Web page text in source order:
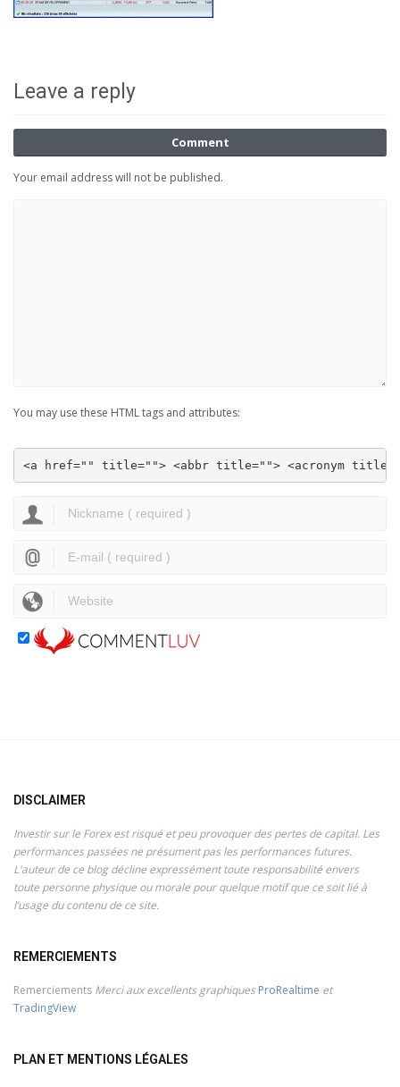
Leave a reply
Comment
Your email address will not be published.
You may use these HTML tags and attributes:
<a href="" title=""> <abbr title=""> <acronym
DISCLAIMER
Investir sur le Forex est risqué et peu provoquer des pertes de capital. Les
performances passées ne présument pas les performances futures.
L'auteur de ce blog décline expressément toute responsabilité envers
toute personne physique ou morale pour quelque motif que ce soit lié à
l’usage du contenu de ce site.
REMERCIEMENTS
Remerciements Merci aux excellents graphiques ProRealtime et
TradingView
PLAN ET MENTIONS LÉGALES